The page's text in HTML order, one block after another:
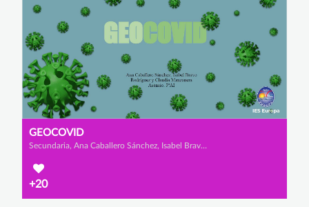
GEOCOVID
Secundaria, Ana Caballero Sánchez, Isabel Bravo Rodríguez y Claudia Manzanero Asensio
+20